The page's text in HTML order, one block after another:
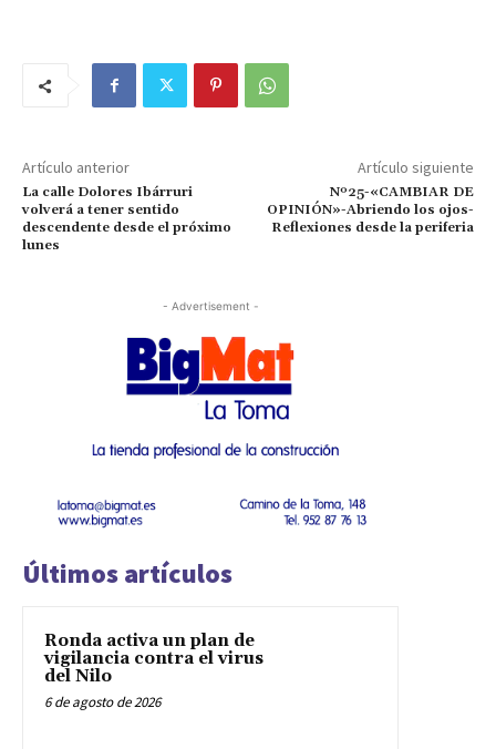
Artículo anterior
La calle Dolores Ibárruri
volverá a tener sentido
descendente desde el próximo
lunes
Artículo siguiente
Nº25-«CAMBIAR DE
OPINIÓN»-Abriendo los ojos-
Reflexiones desde la periferia
- Advertisement -
Últimos artículos
Ronda activa un plan de
vigilancia contra el virus
del Nilo
6 de agosto de 2026